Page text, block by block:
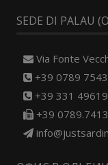
SEDE DI PALAU
Via Fonte
+39 0789
+39 331
+39